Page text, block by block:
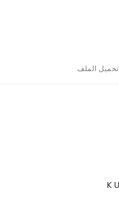
تحميل الملف